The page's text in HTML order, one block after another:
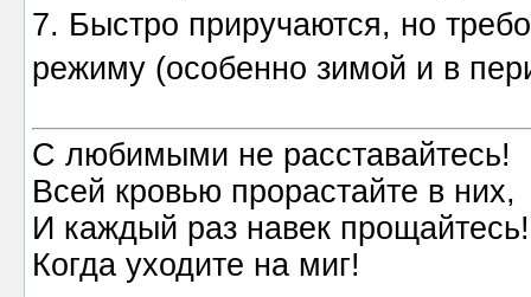
7. Быстро приручаются, но
режиму (особенно зимой и в
С любимыми не расставайтесь!
Всей кровью прорастайте в них,
И каждый раз навек прощайтесь!
Когда уходите на миг!